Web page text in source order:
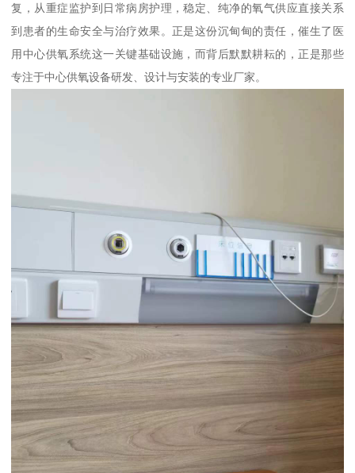
复，从重症监护到日常病房护理，稳定、纯净的氧气供应直接关系
到患者的生命安全与治疗效果。正是这份沉甸甸的责任，催生了医
用中心供氧系统这一关键基础设施，而背后默默耕耘的，正是那些
专注于中心供氧设备研发、设计与安装的专业厂家。